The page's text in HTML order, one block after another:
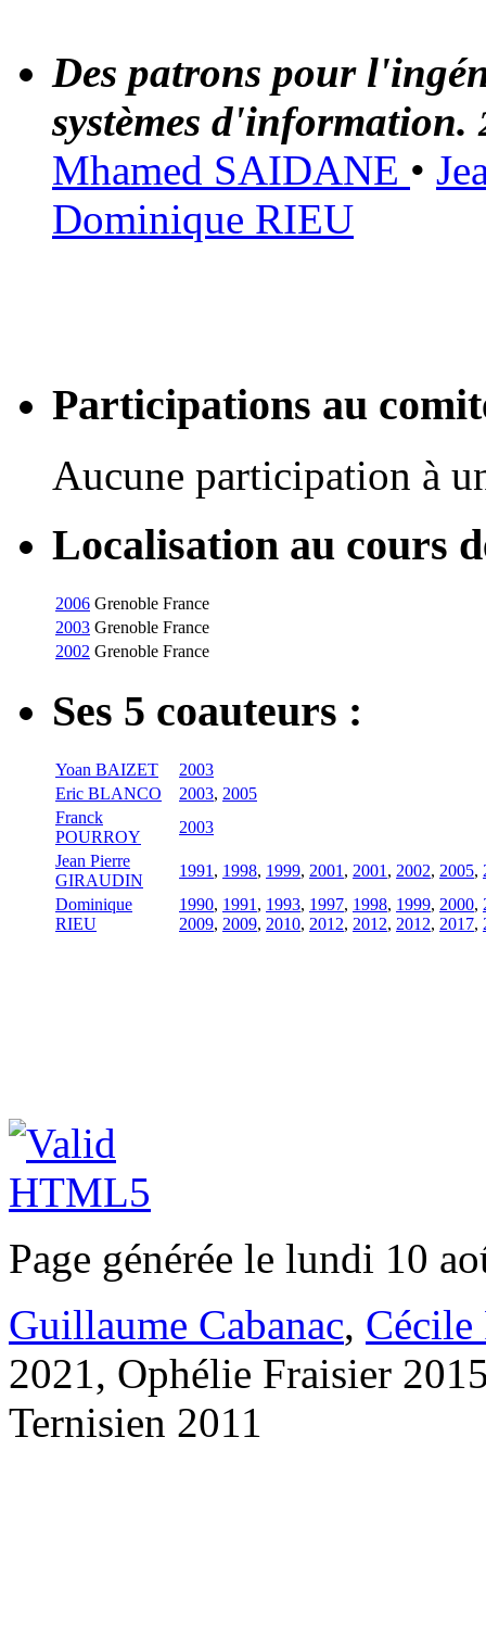
Des patrons pour
systèmes d'information.
Mhamed SAIDANE •
Dominique RIEU
Participations au
Aucune participation à
Localisation au cours
2006 Grenoble France
2003 Grenoble France
2002 Grenoble France
Ses 5 coauteurs :
Yoan BAIZET
2003
Eric BLANCO
2003, 2005
Franck
POURROY
2003
Jean Pierre
GIRAUDIN
1991 , 1998, 1999, 2001 , 2001 , 2002, 2005,
Dominique
RIEU
1990, 1991 , 1993, 1997, 1998, 1999, 2000,
2009, 2009, 2010, 2012, 2012, 2012, 2017,
Page générée le lundi 10
Guillaume Cabanac, Cécile
2021, Ophélie Fraisier
Ternisien 2011